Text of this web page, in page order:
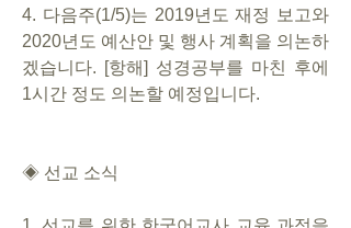
4. 다음주(1/5)는 2019년도 재정 보고와
2020년도 예산안 및 행사 계획을 의논하
겠습니다. [항해] 성경공부를 마친 후에
1시간 정도 의논할 예정입니다.
◈ 선교 소식